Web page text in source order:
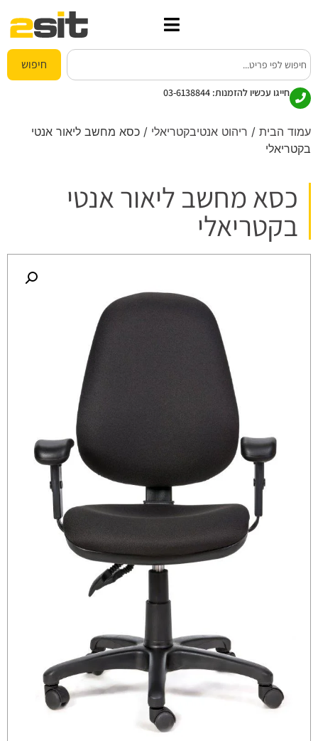
חיפוש
חייגו עכשיו להזמנות: 03-6138844
עמוד הבית / ריהוט אנטיבקטריאלי / כסא מחשב ליאור אנטי
בקטריאלי
כסא מחשב ליאור אנטי
בקטריאלי